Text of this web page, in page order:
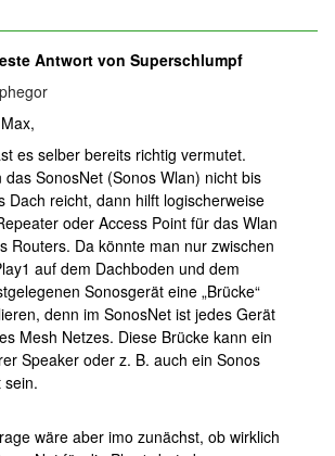
Antwort von Superschlumpf
es selber bereits richtig vermutet.
das SonosNet (Sonos Wlan) nicht bis
Dach reicht, dann hilft logischerweise
oder Access Point für das Wlan
Routers. Da könnte man nur zwischen
auf dem Dachboden und dem
Sonosgerät eine „Brücke“
denn im SonosNet ist jedes Gerät
Mesh Netzes. Diese Brücke kann ein
Speaker oder z. B. auch ein Sonos
sein.
wäre aber imo zunächst, ob wirklich